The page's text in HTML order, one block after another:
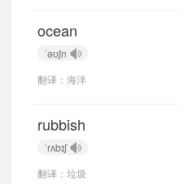
ocean
ˈəʊʃn
翻译：海洋
rubbish
ˈrʌbɪʃ
翻译：垃圾